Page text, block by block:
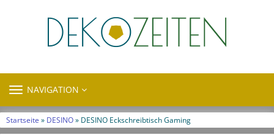
TOGGLE
NAVIGATION
Startseite » DESINO» DESINO Eckschreibtisch Gaming